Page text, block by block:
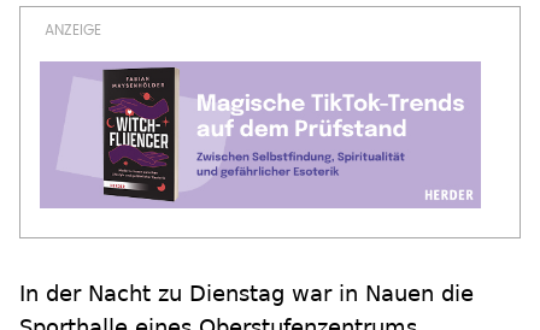
In der Nacht zu Dienstag war in Nauen die